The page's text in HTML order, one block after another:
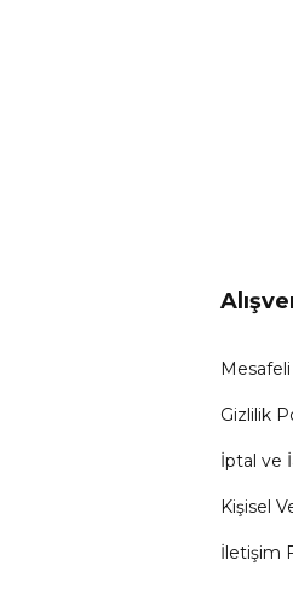
Gizlilik
İptal ve
Kişisel
İletişim